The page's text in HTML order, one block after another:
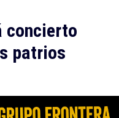
concierto
patrios